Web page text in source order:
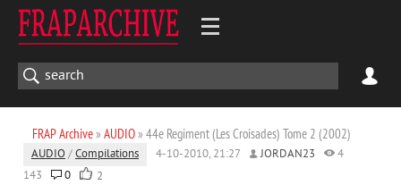
FRAP Archive» AUDIO» 44e Regiment (Les Croisades) Tome 2 (2002)
AUDIO /Compilations 4-10-2010, 21:27 JORDAN23
4
143
0 2